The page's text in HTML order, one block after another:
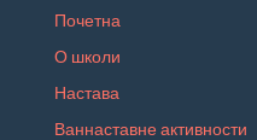
Почетна
О школи
Настава
Ваннаставне активности